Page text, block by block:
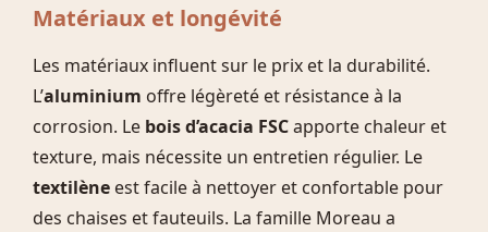
Matériaux et longévité
Les matériaux influent sur le prix et la durabilité.
L’aluminium offre légèreté et résistance à la
corrosion. Le bois d’acacia FSCapporte chaleur et
texture, mais nécessite un entretien régulier. Le
textilène est facile à nettoyer et confortable pour
des chaises et fauteuils. La famille Moreau a